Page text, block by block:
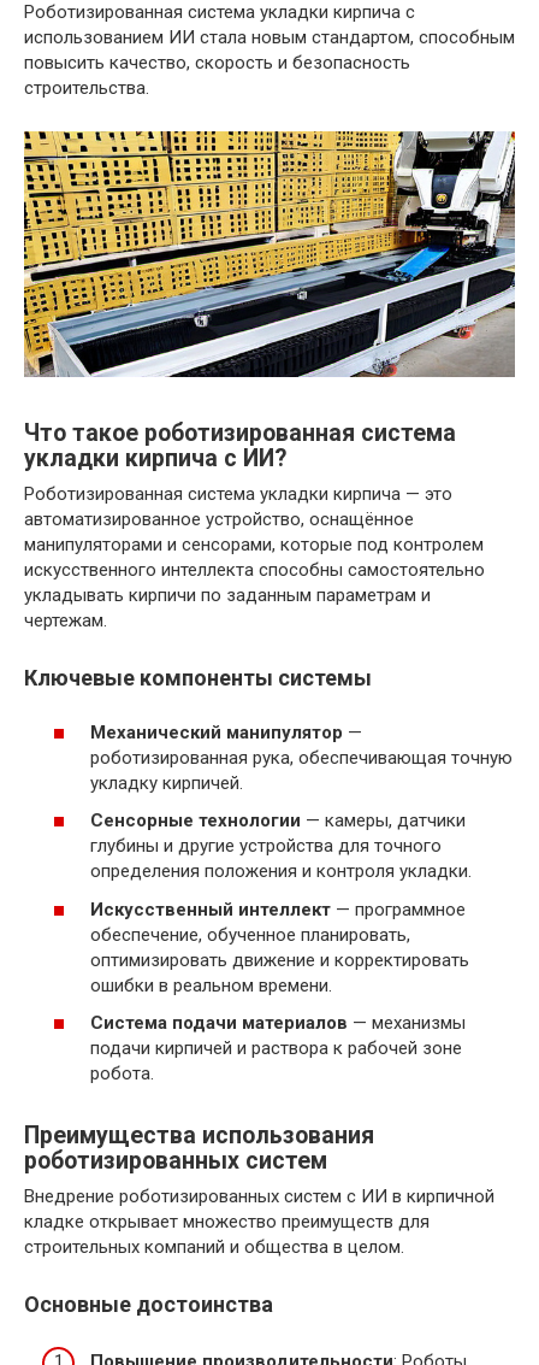
Роботизированная система укладки кирпича с
использованием ИИ стала новым стандартом, способным
повысить качество, скорость и безопасность
строительства.
Что такое роботизированная система
укладки кирпича с ИИ?
Роботизированная система укладки кирпича — это
автоматизированное устройство, оснащённое
манипуляторами и сенсорами, которые под контролем
искусственного интеллекта способны самостоятельно
укладывать кирпичи по заданным параметрам и
чертежам.
Ключевые компоненты системы
Механический манипулятор —
роботизированная рука, обеспечивающая точную
укладку кирпичей.
Сенсорные технологии — камеры, датчики
глубины и другие устройства для точного
определения положения и контроля укладки.
Искусственный интеллект — программное
обеспечение, обученное планировать,
оптимизировать движение и корректировать
ошибки в реальном времени.
Система подачи материалов — механизмы
подачи кирпичей и раствора к рабочей зоне
робота.
Преимущества использования
роботизированных систем
Внедрение роботизированных систем с ИИ в кирпичной
кладке открывает множество преимуществ для
строительных компаний и общества в целом.
Основные достоинства